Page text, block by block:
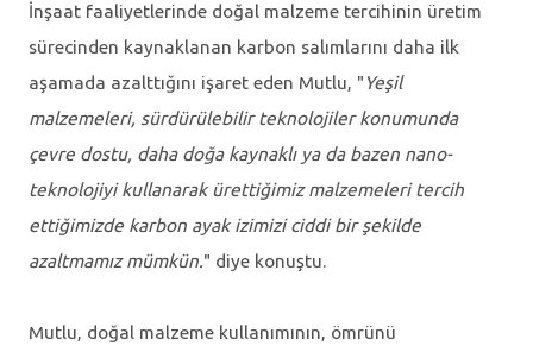
İnşaat faaliyetlerinde doğal malzeme tercihinin üretim
sürecinden kaynaklanan karbon salımlarını daha ilk
aşamada azalttığını işaret eden Mutlu, " Yeşil
malzemeleri, sürdürülebilir teknolojiler konumunda
çevre dostu, daha doğa kaynaklı ya da bazen nano-
teknolojiyi kullanarak ürettiğimiz malzemeleri tercih
ettiğimizde karbon ayak izimizi ciddi bir şekilde
azaltmamız mümkün." diye konuştu.
Mutlu, doğal malzeme kullanımının, ömrünü